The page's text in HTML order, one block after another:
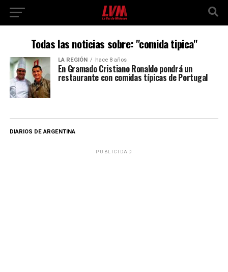
Todas las noticias sobre: "comida tipica"
LA REGIÓN hace 8 años
En Gramado Cristiano Ronaldo pondrá un
restaurante con comidas típicas de Portugal
DIARIOS DE ARGENTINA
PUBLICIDAD